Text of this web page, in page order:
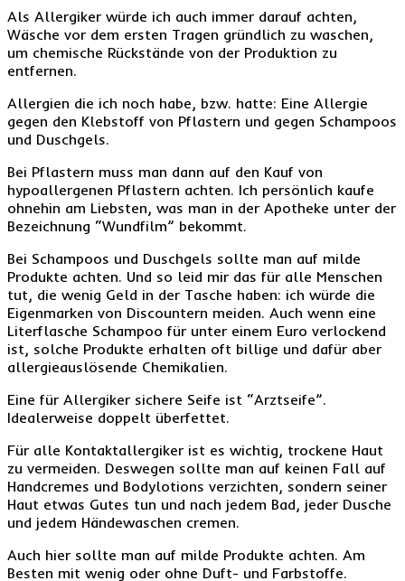
Als Allergiker würde ich auch immer darauf achten,
Wäsche vor dem ersten Tragen gründlich zu waschen,
um chemische Rückstände von der Produktion zu
entfernen.
Allergien die ich noch habe, bzw. hatte: Eine Allergie
gegen den Klebstoff von Pflastern und gegen Schampoos
und Duschgels.
Bei Pflastern muss man dann auf den Kauf von
hypoallergenen Pflastern achten. Ich persönlich kaufe
ohnehin am Liebsten, was man in der Apotheke unter der
Bezeichnung “Wundfilm” bekommt.
Bei Schampoos und Duschgels sollte man auf milde
Produkte achten. Und so leid mir das für alle Menschen
tut, die wenig Geld in der Tasche haben: ich würde die
Eigenmarken von Discountern meiden. Auch wenn eine
Literflasche Schampoo für unter einem Euro verlockend
ist, solche Produkte erhalten oft billige und dafür aber
allergieauslösende Chemikalien.
Eine für Allergiker sichere Seife ist “Arztseife”.
Idealerweise doppelt überfettet.
Für alle Kontaktallergiker ist es wichtig, trockene Haut
zu vermeiden. Deswegen sollte man auf keinen Fall auf
Handcremes und Bodylotions verzichten, sondern seiner
Haut etwas Gutes tun und nach jedem Bad, jeder Dusche
und jedem Händewaschen cremen.
Auch hier sollte man auf milde Produkte achten. Am
Besten mit wenig oder ohne Duft- und Farbstoffe.